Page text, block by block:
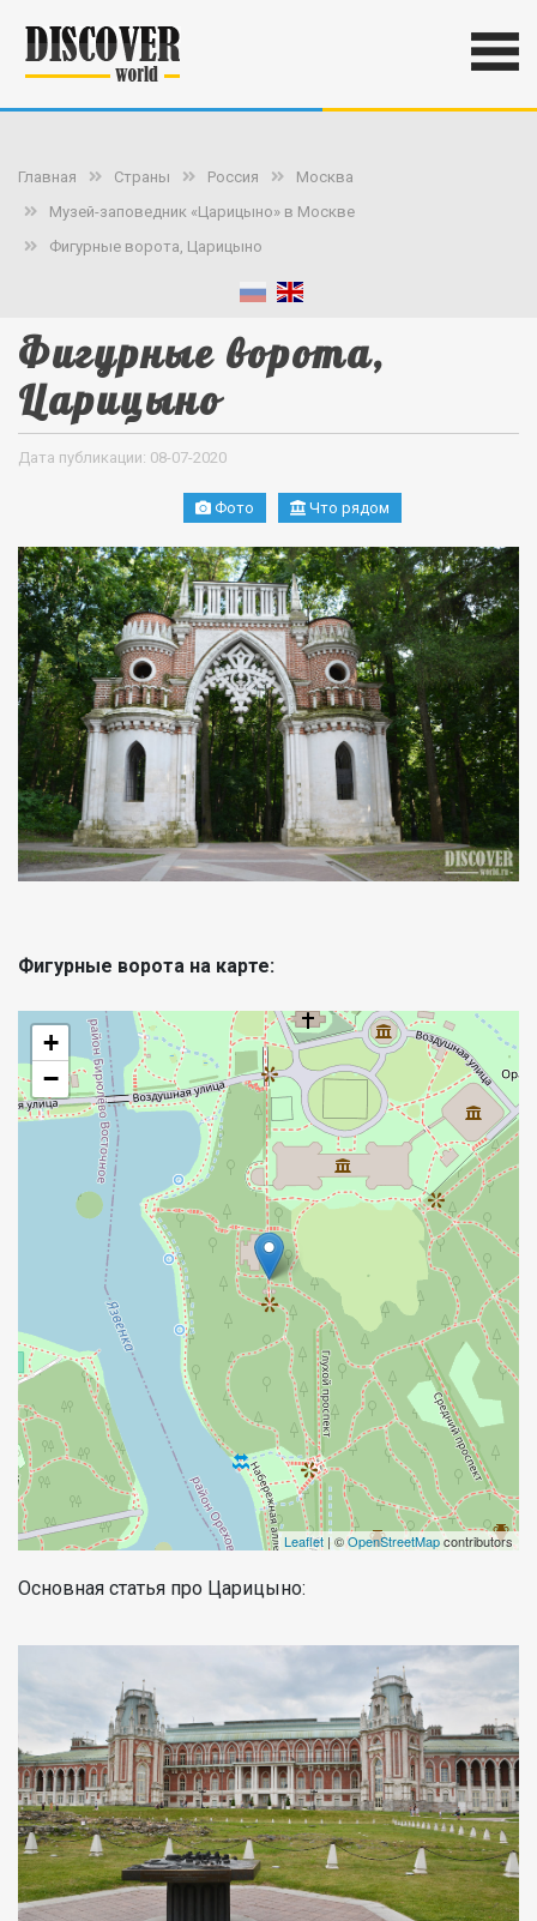
Главная Страны Россия
Москва
Музей-заповедник «Царицыно» в Москве
Фигурные ворота, Царицыно
Фигурные ворота,
Царицыно
Дата публикации: 08-07-2020
Фото Что рядом
Фигурные ворота на карте:
+
−
Leaflet | ©OpenStreetMapcontributors
Основная статья про Царицыно: